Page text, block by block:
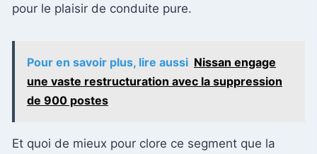
pour le plaisir de conduite pure.
Pour en savoir plus, lire aussi Nissan engage
une vaste restructuration avec la suppression
de 900 postes
Et quoi de mieux pour clore ce segment que la